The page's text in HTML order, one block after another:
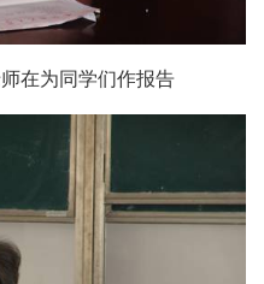
在为同学们作报告